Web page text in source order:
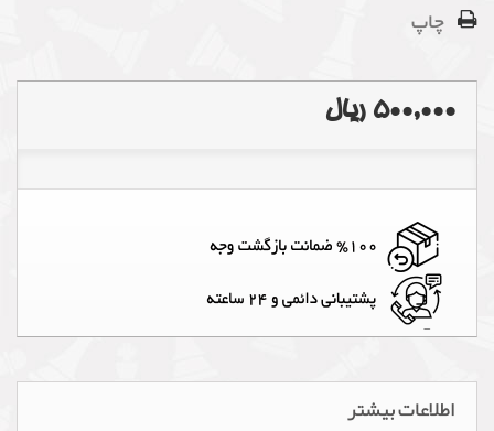
چاپ
500,000 ریال
اطلاعات بیشتر